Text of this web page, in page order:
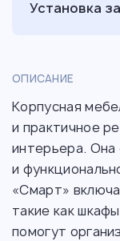
Установка
ОПИСАНИЕ
Корпусная
и практичное
интерьера. Она
и
«Смарт»
такие как
помогут